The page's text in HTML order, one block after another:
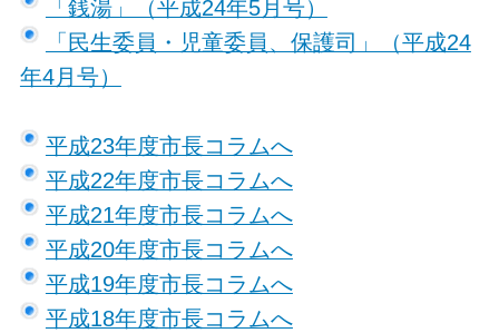
「銭湯」（平成24年5月号）
「民生委員・児童委員、保護司」（平成24
年4月号）
平成23年度市長コラムへ
平成22年度市長コラムへ
平成21年度市長コラムへ
平成20年度市長コラムへ
平成19年度市長コラムへ
平成18年度市長コラムへ